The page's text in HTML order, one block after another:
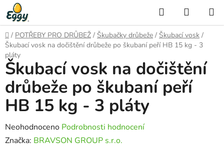
Přejít
na
obsah
Hledat
KOŠÍK
Domů
/ POTŘEBY PRO DRŮBEŽ / Škubačky drůbeže / Škubací vosk /
Škubací vosk na dočištění drůbeže po škubaní peří HB 15 kg - 3
pláty
Škubací vosk na dočištění
drůbeže po škubaní peří
HB 15 kg - 3 pláty
Průměrné
hodnocení
Neohodnoceno Podrobnosti hodnocení
Značka: BRAVSON GROUP s.r.o.